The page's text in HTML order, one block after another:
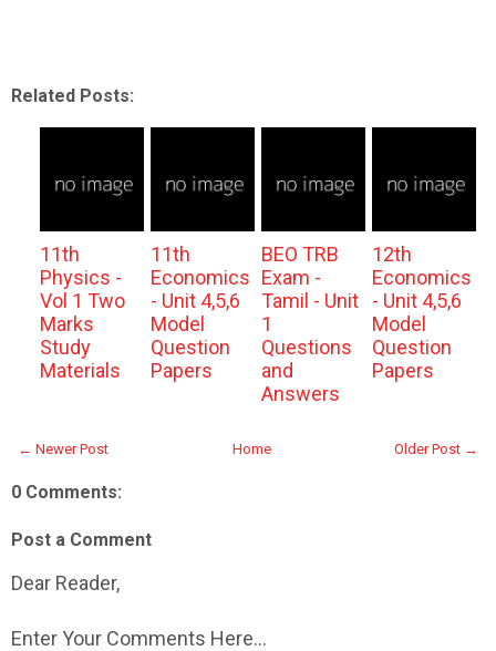
Related Posts:
11th
Physics -
Vol 1 Two
Marks
Study
Materials
11th
Economics
- Unit 4,5,6
Model
Question
Papers
BEO TRB
Exam -
Tamil - Unit
1
Questions
and
Answers
12th
Economics
- Unit 4,5,6
Model
Question
Papers
← Newer Post Older Post →
Home
0 Comments:
Post a Comment
Dear Reader,
Enter Your Comments Here...